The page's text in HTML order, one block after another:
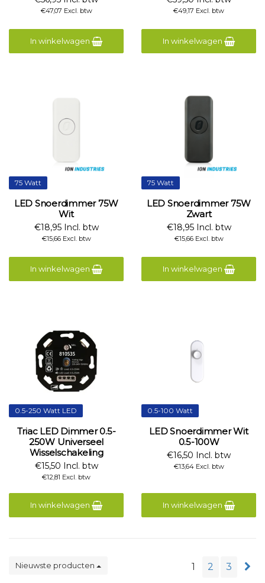
€47,07 Excl. btw
In winkelwagen
€49,17 Excl. btw
In winkelwagen
75 Watt
LED Snoerdimmer 75W
Wit
€18,95 Incl. btw
€15,66 Excl. btw
In winkelwagen
75 Watt
LED Snoerdimmer 75W
Zwart
€18,95 Incl. btw
€15,66 Excl. btw
In winkelwagen
0.5-250 Watt LED
Triac LED Dimmer 0.5-
250W Universeel
Wisselschakeling
€15,50 Incl. btw
€12,81 Excl. btw
In winkelwagen
0.5-100 Watt
LED Snoerdimmer Wit
0.5-100W
€16,50 Incl. btw
€13,64 Excl. btw
In winkelwagen
Nieuwste producten 1 2
3